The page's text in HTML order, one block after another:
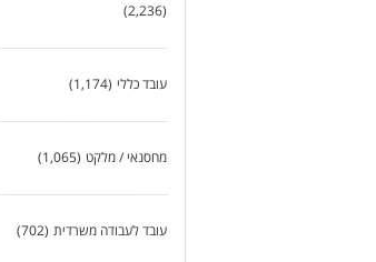
(2,236)
עובד כללי (1,174)
מחסנאי / מלקט (1,065)
עובד לעבודה משרדית (702)